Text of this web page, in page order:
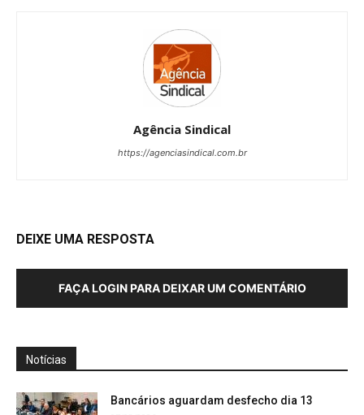
Agência Sindical
https://agenciasindical.com.br
DEIXE UMA RESPOSTA
FAÇA LOGIN PARA DEIXAR UM COMENTÁRIO
Notícias
Bancários aguardam desfecho dia 13